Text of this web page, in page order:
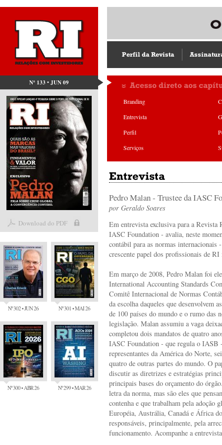
Nº 133 • JUN 09
Download do PDF
Nº 302 • JUN 26 Nº 301 • MAI 26
Nº 300 • ABR 26 Nº 299 • MAR 26
Perfil da Revista
Acesso direto aos
Branding
Entrevista
Perfil
Serviços
Entrevista
Pedro Malan - Trustee da IASC
por Geraldo Soares
Em entrevista exclusiva para a
IASC Foundation - avalia, neste
contábil para as normas internacionais
crescente papel dos profissionais de RI
Em março de 2008, Pedro Malan foi
International Accounting Standards
Comitê Internacional de Normas
da escolha daqueles que desenvolvem
de 100 países do mundo e o rumo das
legislação. Malan assumiu a vaga
completou dois mandatos de quatro
IASC Foundation - que regula o IASB
representantes da América do Norte,
quatro de outras partes do mundo. O
discutir as diretrizes e estratégias
principais bases do orçamento do
letra da norma, mas são eles que
contenha e que trabalham pela adoção
Européia, Austrália, Canadá e África
responsáveis, principalmente, pela
funcionamento. Acompanhe a